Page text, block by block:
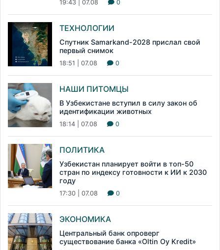
19:43 | 07.08 0
ТЕХНОЛОГИИ
Спутник Samarkand-2028 прислал свой
первый снимок
18:51 | 07.08 0
НАШИ ПИТОМЦЫ
В Узбекистане вступил в силу закон об
идентификации животных
18:14 | 07.08 0
ПОЛИТИКА
Узбекистан планирует войти в топ-50
стран по индексу готовности к ИИ к 2030
году
17:30 | 07.08 0
ЭКОНОМИКА
Центральный банк опроверг
существование банка «Oltin Oy Kredit»